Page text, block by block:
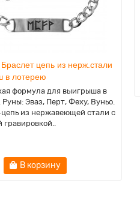
цепь из нерж.стали
в лотерею
формула для выигрыша в
Эваз, Перт, Феху, Вуньо.
из нержавеющей стали с
гравировкой..
В корзину